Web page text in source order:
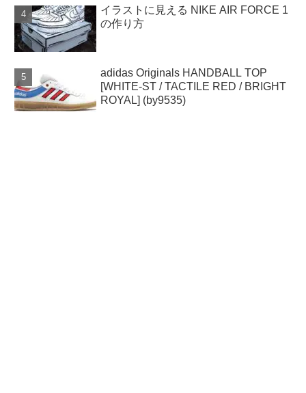
イラストに見える NIKE AIR FORCE 1
の作り方
adidas Originals HANDBALL TOP
[WHITE-ST / TACTILE RED / BRIGHT
ROYAL] (by9535)